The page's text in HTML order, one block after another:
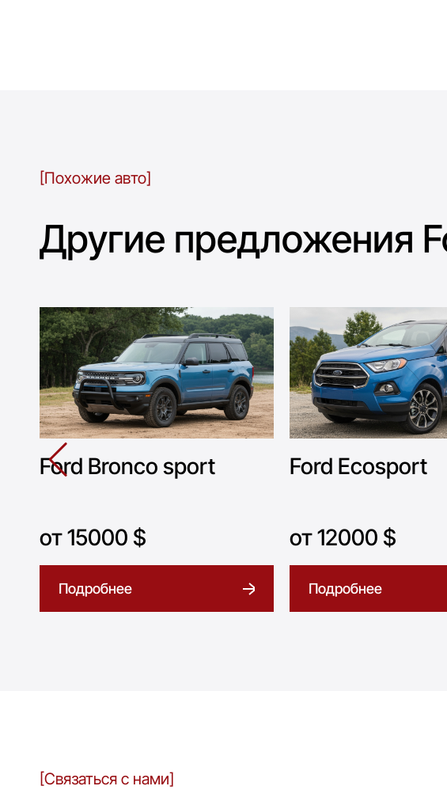
[Похожие авто]
Другие предложения
Ford Bronco sport
от 15000 $
Подробнее
Ford Ecosport
от 12000 $
Подробнее
[Связаться с нами]